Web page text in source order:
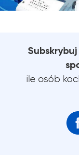
ile osób